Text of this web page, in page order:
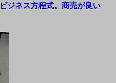
ジネス方程式。商売が良い